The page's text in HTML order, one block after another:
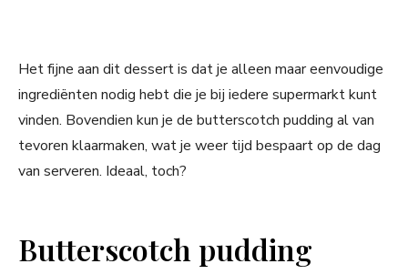
Het fijne aan dit dessert is dat je alleen maar eenvoudige
ingrediënten nodig hebt die je bij iedere supermarkt kunt
vinden. Bovendien kun je de butterscotch pudding al van
tevoren klaarmaken, wat je weer tijd bespaart op de dag
van serveren. Ideaal, toch?
Butterscotch pudding